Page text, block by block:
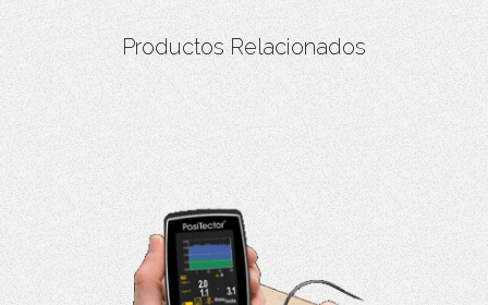
Productos Relacionados